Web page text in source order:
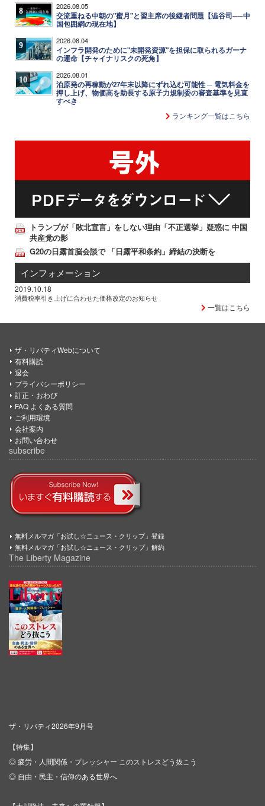
8 2026.08.05
交流重ねる中朝の"蜜月"と習主席の後継者問題【澁谷司──中
国包囲網の現在地】
9 2026.08.04
インフラ開発のために"未開発資源"を担保に取られるガーナ
の運命【チャイナリスクの死角】
10 2026.08.01
泊原発の再稼動が27年末以降にずれ込む可能性 ─ 電気料金を
押し上げ、物価高を助長する原子力規制委の審査基準を見直
すべき
ランキング一覧はこちら
トランプが「敗北宣言」をしない理由「不正選挙」疑惑に 中国
共産党の影
G20の日露首脳会談で 「日露平和条約」締結の決断を
インフォメーション
2019.10.18
消費税率引き上げに合わせた価格改定のお知らせ
一覧はこちら
ザ・リバティWebについて
有料購読
退会
プライバシーポリシー
訂正・おわび
FAQ よくある質問
ご利用環境
会社案内
お問い合わせ
subscribe
無料メルマガ「お試し☆ニュース・クリップ」登録
無料メルマガ「お試し☆ニュース・クリップ」解約
The Liberty Magazine
ザ・リバティ2026年9月号
【特集】
◎ 疲労・人間関係・プレッシャー このストレスどう抜こう
◎ 自由・民主・信仰のある世界へ